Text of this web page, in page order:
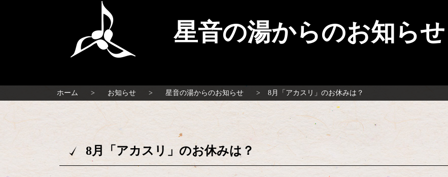
星音の湯からのお知らせ
ホーム お知らせ 星音の湯からのお知らせ 8月「アカスリ」のお休みは？
8月「アカスリ」のお休みは？